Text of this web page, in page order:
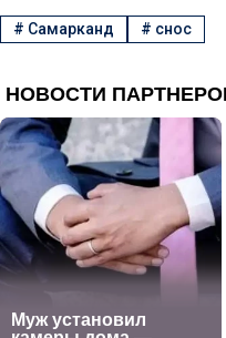
# Самарканд # снос